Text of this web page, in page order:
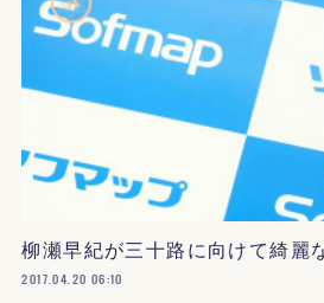
柳瀬早紀が三十路に向けて綺麗
2017.04.20 06:10